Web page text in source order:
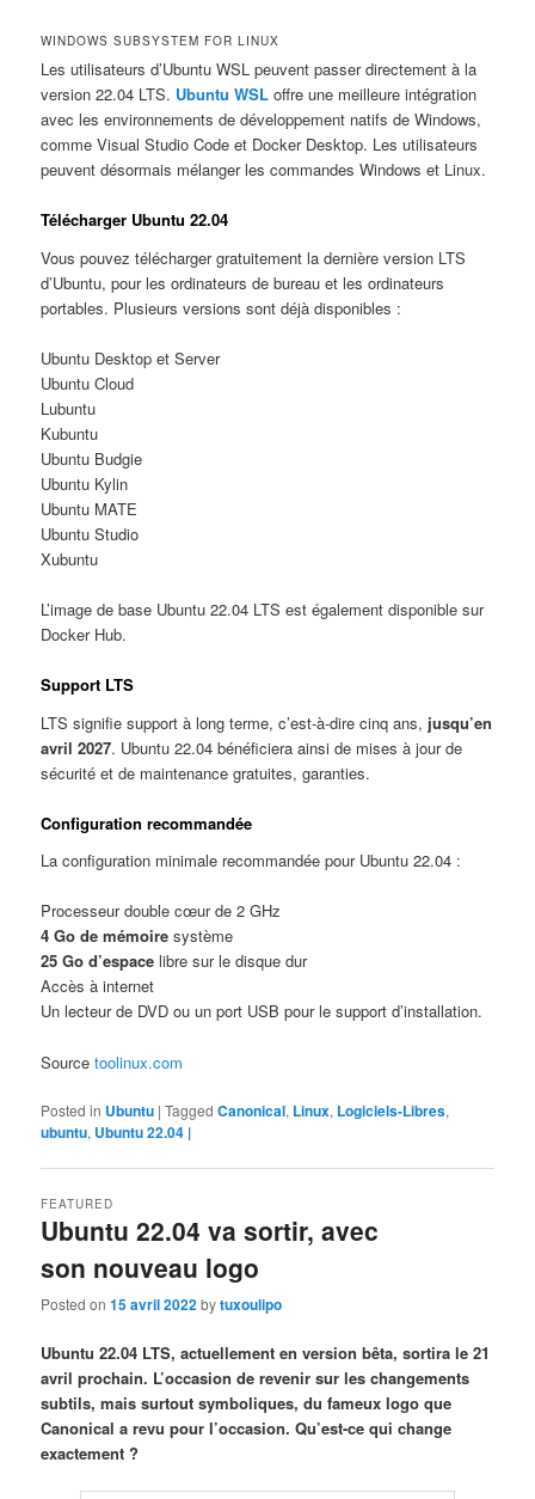
WINDOWS SUBSYSTEM FOR LINUX
Les utilisateurs d’Ubuntu WSL peuvent passer directement à la
version 22.04 LTS. Ubuntu WSL offre une meilleure intégration
avec les environnements de développement natifs de Windows,
comme Visual Studio Code et Docker Desktop. Les utilisateurs
peuvent désormais mélanger les commandes Windows et Linux.
Télécharger Ubuntu 22.04
Vous pouvez télécharger gratuitement la dernière version LTS
d’Ubuntu, pour les ordinateurs de bureau et les ordinateurs
portables. Plusieurs versions sont déjà disponibles :
Ubuntu Desktop et Server
Ubuntu Cloud
Lubuntu
Kubuntu
Ubuntu Budgie
Ubuntu Kylin
Ubuntu MATE
Ubuntu Studio
Xubuntu
L’image de base Ubuntu 22.04 LTS est également disponible sur
Docker Hub.
Support LTS
LTS signifie support à long terme, c’est-à-dire cinq ans, jusqu’en
avril 2027. Ubuntu 22.04 bénéficiera ainsi de mises à jour de
sécurité et de maintenance gratuites, garanties.
Configuration recommandée
La configuration minimale recommandée pour Ubuntu 22.04 :
Processeur double cœur de 2 GHz
4 Go de mémoire système
25 Go d’espace libre sur le disque dur
Accès à internet
Un lecteur de DVD ou un port USB pour le support d’installation.
Sourcetoolinux.com
Posted in Ubuntu |Tagged Canonical, Linux, Logiciels-Libres,
ubuntu, Ubuntu 22.04 |
Ubuntu 22.04 va sortir, avec
son nouveau logo
FEATURED
Posted on15 avril 2022bytuxoulipo
Ubuntu 22.04 LTS, actuellement en version bêta, sortira le 21
avril prochain. L’occasion de revenir sur les changements
subtils, mais surtout symboliques, du fameux logo que
Canonical a revu pour l’occasion. Qu’est-ce qui change
exactement ?